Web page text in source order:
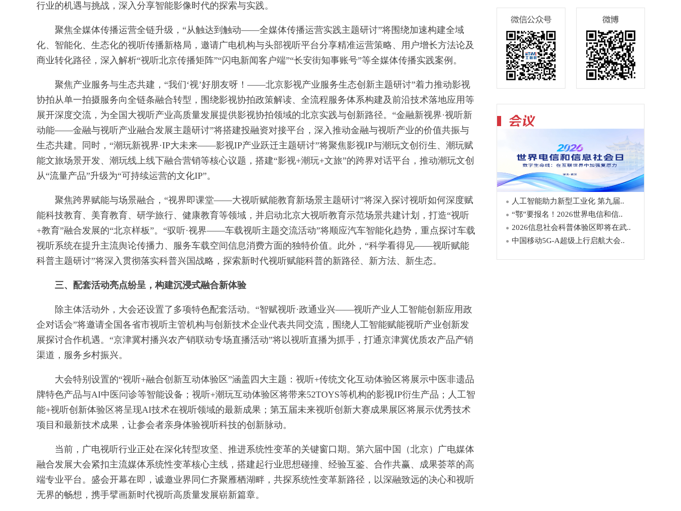
行业的机遇与挑战，深入分享智能影像时代的探索与实践。
聚焦全媒体传播运营全链升级，“从触达到触动——全媒体传播运营实践主题研讨”将围绕加速构建全域
化、智能化、生态化的视听传播新格局，邀请广电机构与头部视听平台分享精准运营策略、用户增长方法论及
商业转化路径，深入解析“视听北京传播矩阵”“闪电新闻客户端”“长安街知事账号”等全媒体传播实践案例。
聚焦产业服务与生态共建，“我们‘视’好朋友呀！——北京影视产业服务生态创新主题研讨”着力推动影视
协拍从单一拍摄服务向全链条融合转型，围绕影视协拍政策解读、全流程服务体系构建及前沿技术落地应用等
展开深度交流，为全国大视听产业高质量发展提供影视协拍领域的北京实践与创新路径。“金融新视界·视听新
动能——金融与视听产业融合发展主题研讨”将搭建投融资对接平台，深入推动金融与视听产业的价值共振与
生态共建。同时，“潮玩新视界·IP大未来——影视IP产业跃迁主题研讨”将聚焦影视IP与潮玩文创衍生、潮玩赋
能文旅场景开发、潮玩线上线下融合营销等核心议题，搭建“影视+潮玩+文旅”的跨界对话平台，推动潮玩文创
从“流量产品”升级为“可持续运营的文化IP”。
聚焦跨界赋能与场景融合，“视界即课堂——大视听赋能教育新场景主题研讨”将深入探讨视听如何深度赋
能科技教育、美育教育、研学旅行、健康教育等领域，并启动北京大视听教育示范场景共建计划，打造“视听
+教育”融合发展的“北京样板”。“驭听·视界——车载视听主题交流活动”将顺应汽车智能化趋势，重点探讨车载
视听系统在提升主流舆论传播力、服务车载空间信息消费方面的独特价值。此外，“科学看得见——视听赋能
科普主题研讨”将深入贯彻落实科普兴国战略，探索新时代视听赋能科普的新路径、新方法、新生态。
三、配套活动亮点纷呈，构建沉浸式融合新体验
除主体活动外，大会还设置了多项特色配套活动。“智赋视听·政通业兴——视听产业人工智能创新应用政
企对话会”将邀请全国各省市视听主管机构与创新技术企业代表共同交流，围绕人工智能赋能视听产业创新发
展探讨合作机遇。“京津冀村播兴农产销联动专场直播活动”将以视听直播为抓手，打通京津冀优质农产品产销
渠道，服务乡村振兴。
大会特别设置的“视听+融合创新互动体验区”涵盖四大主题：视听+传统文化互动体验区将展示中医非遗品
牌特色产品与AI中医问诊等智能设备；视听+潮玩互动体验区将带来52TOYS等机构的影视IP衍生产品；人工智
能+视听创新体验区将呈现AI技术在视听领域的最新成果；第五届未来视听创新大赛成果展区将展示优秀技术
项目和最新技术成果，让参会者亲身体验视听科技的创新脉动。
当前，广电视听行业正处在深化转型攻坚、推进系统性变革的关键窗口期。第六届中国（北京）广电媒体
融合发展大会紧扣主流媒体系统性变革核心主线，搭建起行业思想碰撞、经验互鉴、合作共赢、成果荟萃的高
端专业平台。盛会开幕在即，诚邀业界同仁齐聚雁栖湖畔，共探系统性变革新路径，以深融致远的决心和视听
无界的畅想，携手擘画新时代视听高质量发展崭新篇章。
人工智能助力新型工业化 第九届..
“鄂”要报名！2026世界电信和信..
2026信息社会科普体验区即将在武..
中国移动5G-A超级上行启航大会..